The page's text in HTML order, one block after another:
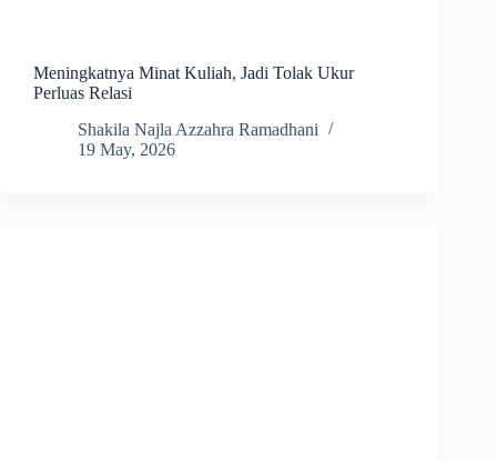
Meningkatnya Minat Kuliah, Jadi Tolak Ukur
Perluas Relasi
Shakila Najla Azzahra Ramadhani
19 May, 2026